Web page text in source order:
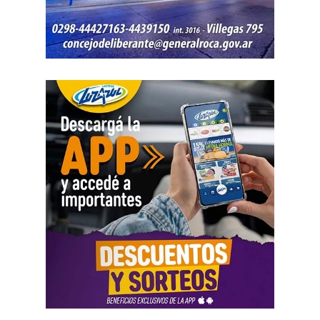
para mejorar la detección temprana y reducir los tiempos
de respuesta frente al fuego.